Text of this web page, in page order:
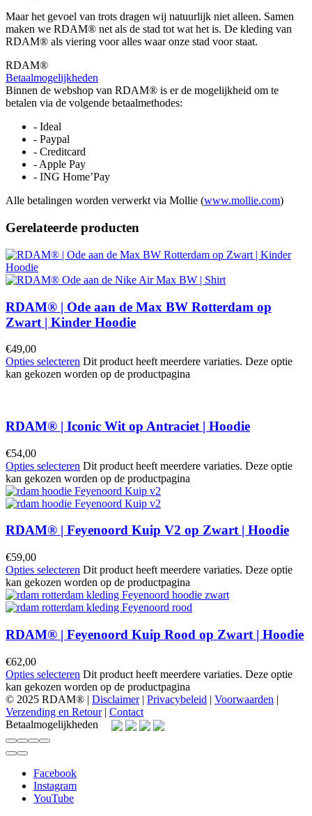
Maar het gevoel van trots dragen wij natuurlijk niet alleen. Samen
maken we RDAM® net als de stad tot wat het is. De kleding van
RDAM® als viering voor alles waar onze stad voor staat.
RDAM®
Betaalmogelijkheden
Binnen de webshop van RDAM® is er de mogelijkheid om te
betalen via de volgende betaalmethodes:
- Ideal
- Paypal
- Creditcard
- Apple Pay
- ING Home’Pay
Alle betalingen worden verwerkt via Mollie (www.mollie.com)
Gerelateerde producten
RDAM® | Ode aan de Max BW Rotterdam op
Zwart | Kinder Hoodie
€49,00
Opties selecteren Dit product heeft meerdere variaties. Deze optie
kan gekozen worden op de productpagina
RDAM® | Iconic Wit op Antraciet | Hoodie
€54,00
Opties selecteren Dit product heeft meerdere variaties. Deze optie
kan gekozen worden op de productpagina
RDAM® | Feyenoord Kuip V2 op Zwart | Hoodie
€59,00
Opties selecteren Dit product heeft meerdere variaties. Deze optie
kan gekozen worden op de productpagina
RDAM® | Feyenoord Kuip Rood op Zwart | Hoodie
€62,00
Opties selecteren Dit product heeft meerdere variaties. Deze optie
kan gekozen worden op de productpagina
© 2025 RDAM® | Disclaimer| Privacybeleid | Voorwaarden |
Verzending en Retour| Contact
Betaalmogelijkheden
Facebook
Instagram
YouTube